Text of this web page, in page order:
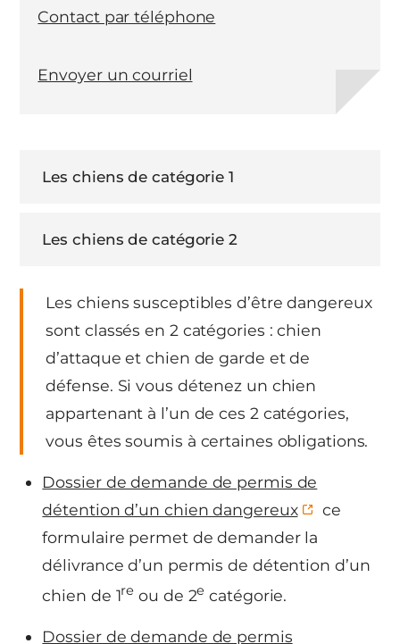
Les chiens susceptibles d’être dangereux
sont classés en 2 catégories : chien
d’attaque et chien de garde et de
défense. Si vous détenez un chien
appartenant à l’un de ces 2 catégories,
vous êtes soumis à certaines obligations.
Dossier de demande de permis de
détention d’un chien dangereux
ce
formulaire permet de demander la
délivrance d’un permis de détention d’un
chien de 1re ou de 2e catégorie.
Dossier de demande de permis
Contact par téléphone
Envoyer un courriel
Les chiens de catégorie 1
Les chiens de catégorie 2